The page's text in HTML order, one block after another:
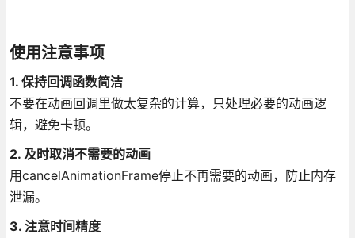
使用注意事项
1. 保持回调函数简洁
不要在动画回调里做太复杂的计算，只处理必要的动画逻
辑，避免卡顿。
2. 及时取消不需要的动画
用cancelAnimationFrame停止不再需要的动画，防止内存
泄漏。
3. 注意时间精度